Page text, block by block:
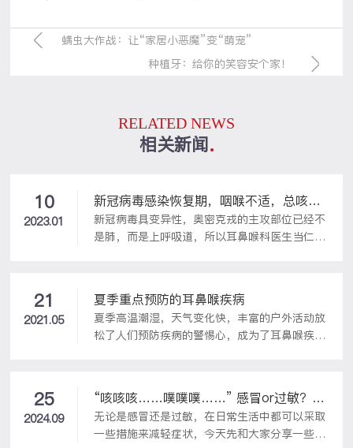
螨虫大作战：让“家居小恶魔”变“萌宠”
种植牙：给你的笑容安个家！
RELATED NEWS
相关新闻
10
2023.01
新冠病毒感染恢复期，咽喉不适，总咳嗽
怎么办？
新冠病毒具变异性，奥密克戎的主攻部位已经不
是肺，而是上呼吸道，所以耳鼻喉科医生当仁不
发烧后多数人都有咽干、咽痛、咳嗽的症状，唯
独咳嗽迁延不愈，咽喉部还总是易积痰，有过敏
性鼻炎伴哮喘或鼻窦炎患者，难受程度更加严
早运动反而加重气道高反应和肺呼吸负担，容易
导致肺炎、哮喘发生。咳嗽利于排出呼吸道...
21
2021.05
夏季重点预防的耳鼻喉疾病
夏季高温潮湿，天气变化快，丰富的户外活动放
松了人们预防疾病的警惕心，成为了耳鼻喉疾病
量聚积的过敏原，易诱发过敏性鼻炎；游泳水池
中的消毒物质对鼻粘膜有刺激作用，呛水后，含
有细菌的水进入鼻腔，带入鼻窦，易诱发鼻窦
25
2024.09
“咳咳咳……噗噗噗……” 感冒or过敏？最
近你有没有老听见这样的声音？
无论是感冒还是过敏，在日常生活中都可以采取
一些措施来减轻症状，今天先和大家分享一些应